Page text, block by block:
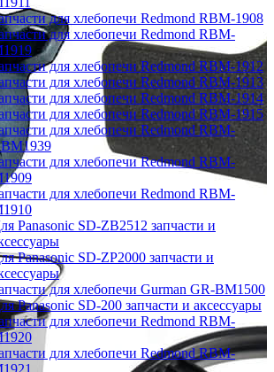
для хлебопечи Redmond RBM-1908
для хлебопечи Redmond RBM-
для хлебопечи Redmond RBM-1912
для хлебопечи Redmond RBM-1913
для хлебопечи Redmond RBM-1914
для хлебопечи Redmond RBM-1915
для хлебопечи Redmond RBM-
для хлебопечи Redmond RBM-
для хлебопечи Redmond RBM-
Panasonic SD-ZB2512 запчасти и
Panasonic SD-ZP2000 запчасти и
для хлебопечи Gurman GR-BM1500
Panasonic SD-200 запчасти и аксессуары
для хлебопечи Redmond RBM-
для хлебопечи Redmond RBM-